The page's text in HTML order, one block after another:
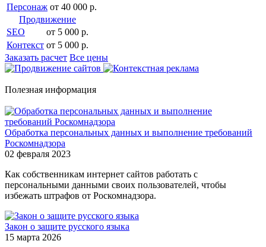
Персонаж от 40 000 р.
Продвижение
SEO
от 5 000 р.
Контекст от 5 000 р.
Заказать расчет Все цены
Полезная информация
Обработка персональных данных и выполнение требований
Роскомнадзора
02 февраля 2023
Как собственникам интернет сайтов работать с
персональными данными своих пользователей, чтобы
избежать штрафов от Роскомнадзора.
Закон о защите русского языка
15 марта 2026